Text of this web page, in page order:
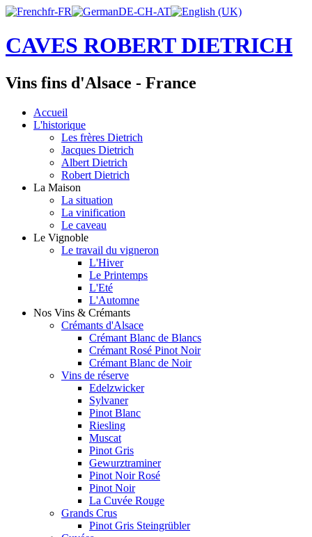
CAVES ROBERT DIETRICH
Vins fins d'Alsace - France
Accueil
L'historique
Les frères Dietrich
Jacques Dietrich
Albert Dietrich
Robert Dietrich
La Maison
La situation
La vinification
Le caveau
Le Vignoble
Le travail du vigneron
L'Hiver
Le Printemps
L'Eté
L'Automne
Nos Vins & Crémants
Crémants d'Alsace
Crémant Blanc de Blancs
Crémant Rosé Pinot Noir
Crémant Blanc de Noir
Vins de réserve
Edelzwicker
Sylvaner
Pinot Blanc
Riesling
Muscat
Pinot Gris
Gewurztraminer
Pinot Noir Rosé
Pinot Noir
La Cuvée Rouge
Grands Crus
Pinot Gris Steingrübler